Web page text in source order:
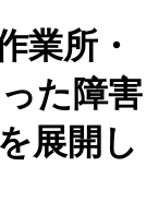
業所・
た障害
展開し